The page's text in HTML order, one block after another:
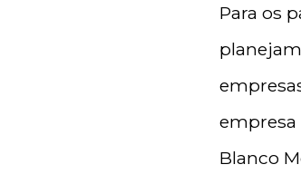
Para os
empresa
Blanco